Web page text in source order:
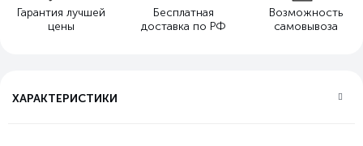
Гарантия лучшей
цены
Бесплатная
доставка по РФ
Возможность
самовывоза
ХАРАКТЕРИСТИКИ